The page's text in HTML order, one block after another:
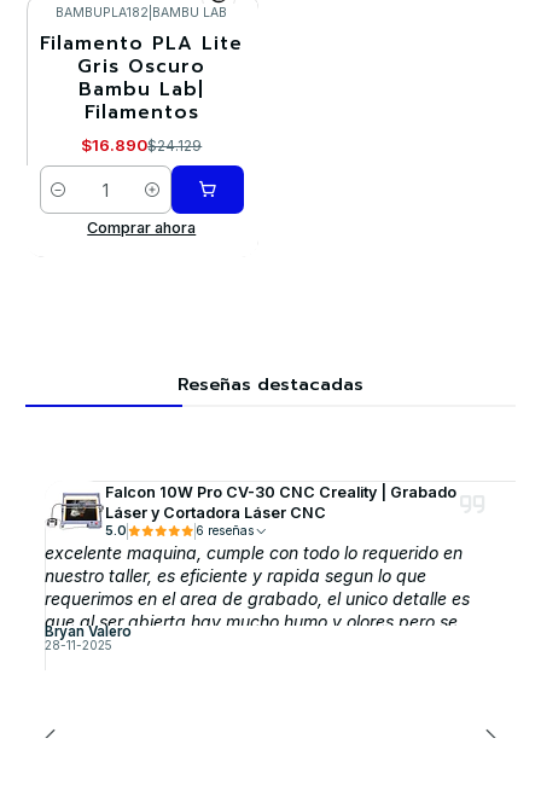
-30%
BAMBUPLA182 BAMBU LAB
Filamento PLA Lite
Gris Oscuro
Bambu Lab|
Filamentos
$16.890$24.129
Cantidad
Comprar ahora
Reseñas destacadas
Falcon 10W Pro CV-30 CNC Creality | Grabado
Láser y Cortadora Láser CNC
5.0 6 reseñas
excelente maquina, cumple con todo lo requerido en
nuestro taller, es eficiente y rapida segun lo que
requerimos en el area de grabado, el unico detalle es
que al ser abierta hay mucho humo y olores pero se
puede solucionar comprando la cubierta protectora que
esperamos adquirirla pronto.
Bryan Valero
28-11-2025